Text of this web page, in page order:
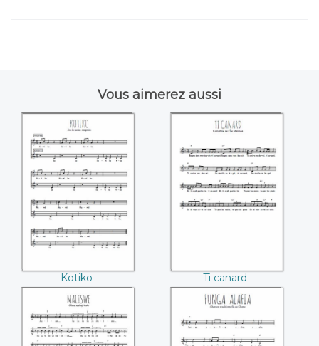
Vous aimerez aussi
Kotiko
Kotiko
Ti canard
Ti canard
Maliswe Funga alafia